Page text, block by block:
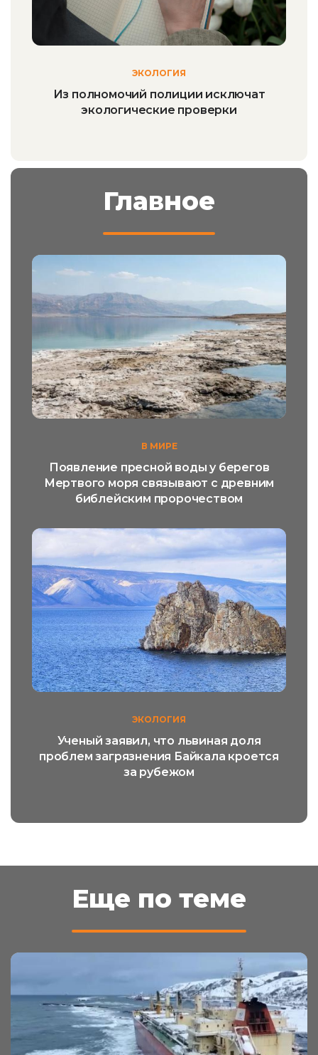
ЭКОЛОГИЯ
Из полномочий полиции исключат
экологические проверки
Главное
В МИРЕ
Появление пресной воды у берегов
Мертвого моря связывают с древним
библейским пророчеством
ЭКОЛОГИЯ
Ученый заявил, что львиная доля
проблем загрязнения Байкала кроется
за рубежом
Еще по теме